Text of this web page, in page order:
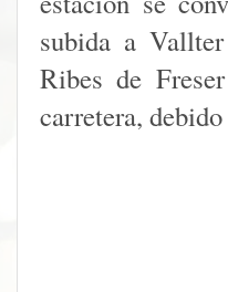
subida a
Ribes de
carretera,